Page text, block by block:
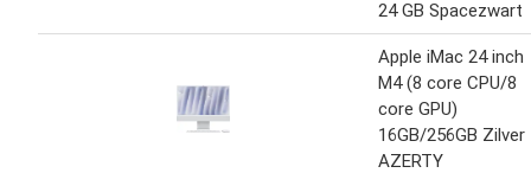
24 GB Spacezwart
Apple iMac 24 inch
M4 (8 core CPU/8
core GPU)
16GB/256GB Zilver
AZERTY